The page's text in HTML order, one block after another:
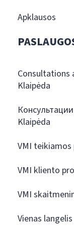
Apklausos
Consultations
Klaipėda
Klaipėda
VMI teikiamos
VMI kliento
VMI
Vienas